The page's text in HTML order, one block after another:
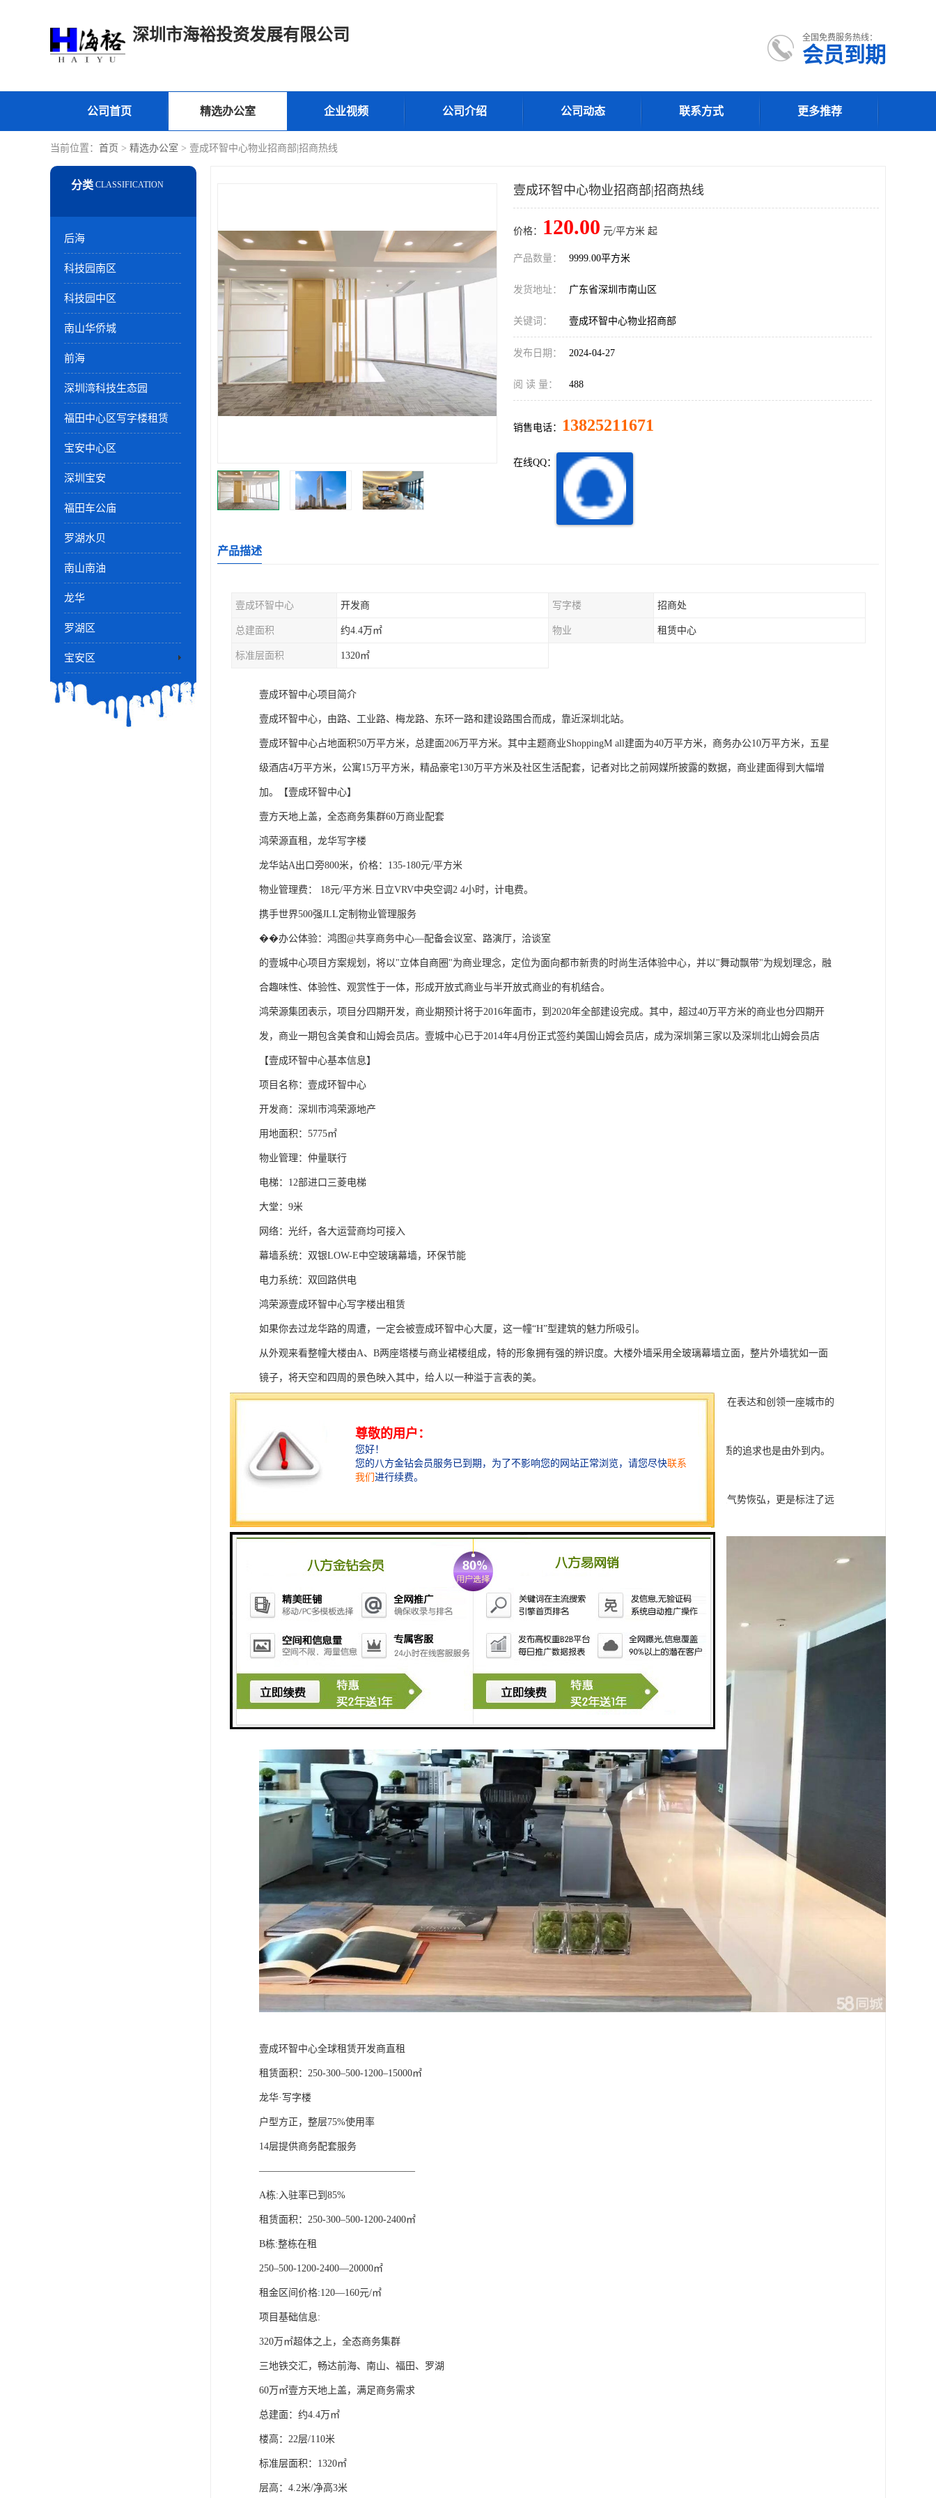
深圳市海裕投资发展有限公司 全国免费服务热线：
会员到期
公司首页 精选办公室 企业视频 公司介绍 公司动态 联系方式 更多推荐
当前位置： 首页 > 精选办公室 > 壹成环智中心物业招商部|招商热线
后海
科技园南区
科技园中区
南山华侨城
前海
深圳湾科技生态园
福田中心区写字楼租赁
宝安中心区
深圳宝安
福田车公庙
罗湖水贝
南山南油
龙华
罗湖区
宝安区
壹成环智中心物业招商部|招商热线
价格： 120.00 元/平方米 起
产品数量： 9999.00平方米
发货地址： 广东省深圳市南山区
关键词： 壹成环智中心物业招商部
发布日期： 2024-04-27
阅 读 量： 488
销售电话： 13825211671
在线QQ：
产品描述
壹成环智中心 开发商 写字楼 招商处
总建面积 约4.4万㎡ 物业 租赁中心
标准层面积 1320㎡
壹成环智中心项目简介
壹成环智中心，由路、工业路、梅龙路、东环一路和建设路围合而成，靠近深圳北站。
壹成环智中心占地面积50万平方米，总建面206万平方米。其中主题商业ShoppingM all建面为40万平方米，商务办公10万平方米，五星
级酒店4万平方米，公寓15万平方米，精品豪宅130万平方米及社区生活配套，记者对比之前网媒所披露的数据，商业建面得到大幅增
加。【壹成环智中心】
壹方天地上盖，全态商务集群60万商业配套
鸿荣源直租，龙华写字楼
龙华站A出口旁800米，价格：135-180元/平方米
物业管理费： 18元/平方米.日立VRV中央空调2 4小时，计电费。
携手世界500强JLL定制物业管理服务
��办公体验：鸿图@共享商务中心—配备会议室、路演厅，洽谈室
的壹城中心项目方案规划，将以"立体自商圈"为商业理念，定位为面向都市新贵的时尚生活体验中心，并以"舞动飘带"为规划理念，融
合趣味性、体验性、观赏性于一体，形成开放式商业与半开放式商业的有机结合。
鸿荣源集团表示，项目分四期开发，商业期预计将于2016年面市，到2020年全部建设完成。其中，超过40万平方米的商业也分四期开
发，商业一期包含美食和山姆会员店。壹城中心已于2014年4月份正式签约美国山姆会员店，成为深圳第三家以及深圳北山姆会员店
【壹成环智中心基本信息】
项目名称：壹成环智中心
开发商：深圳市鸿荣源地产
用地面积：5775㎡
物业管理：仲量联行
电梯：12部进口三菱电梯
大堂：9米
网络：光纤，各大运营商均可接入
幕墙系统：双银LOW-E中空玻璃幕墙，环保节能
电力系统：双回路供电
鸿荣源壹成环智中心写字楼出租赁
如果你去过龙华路的周遭，一定会被壹成环智中心大厦，这一幢“H”型建筑的魅力所吸引。
从外观来看整幢大楼由A、B两座塔楼与商业裙楼组成，特的形象拥有强的辨识度。大楼外墙采用全玻璃幕墙立面，整片外墙犹如一面
镜子，将天空和四周的景色映入其中，给人以一种溢于言表的美。
如同人类社会里的公众人物，一座城市里的地标建筑也比普通建筑被赋予了更多的社会责任，优越的建筑，总在表达和创领一座城市的
等同于中国香港—IFC、福田—平安金融中心、宝安—壹方中心，壹成环智中心作为的龙华纯写字楼，对于品质的追求也是由外到内。
奢阔的空间体验总会给人以愉悦的享受，商务标准的配套，一直都是壹成环智中心不变的追求。
写字楼大堂作为仅次于建筑外观的“第二张脸”，也是企业的“张名片”，壹成环智中心9m挑高进口石材精装大堂气势恢弘，更是标注了远
见全球的商务气度。
壹成环智中心全球租赁开发商直租
租赁面积：250-300–500-1200–15000㎡
龙华·写字楼
户型方正，整层75%使用率
14层提供商务配套服务
————————————————
A栋:入驻率已到85%
租赁面积：250-300–500-1200-2400㎡
B栋:整栋在租
250–500-1200-2400—20000㎡
租金区间价格:120—160元/㎡
项目基础信息:
320万㎡超体之上，全态商务集群
三地铁交汇，畅达前海、南山、福田、罗湖
60万㎡壹方天地上盖，满足商务需求
总建面：约4.4万㎡
楼高：22层/110米
标准层面积：1320㎡
层高：4.2米/净高3米